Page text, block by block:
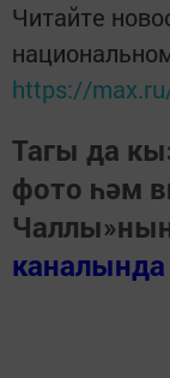
Читайте
https://
Тагы да
фото һәм
каналында